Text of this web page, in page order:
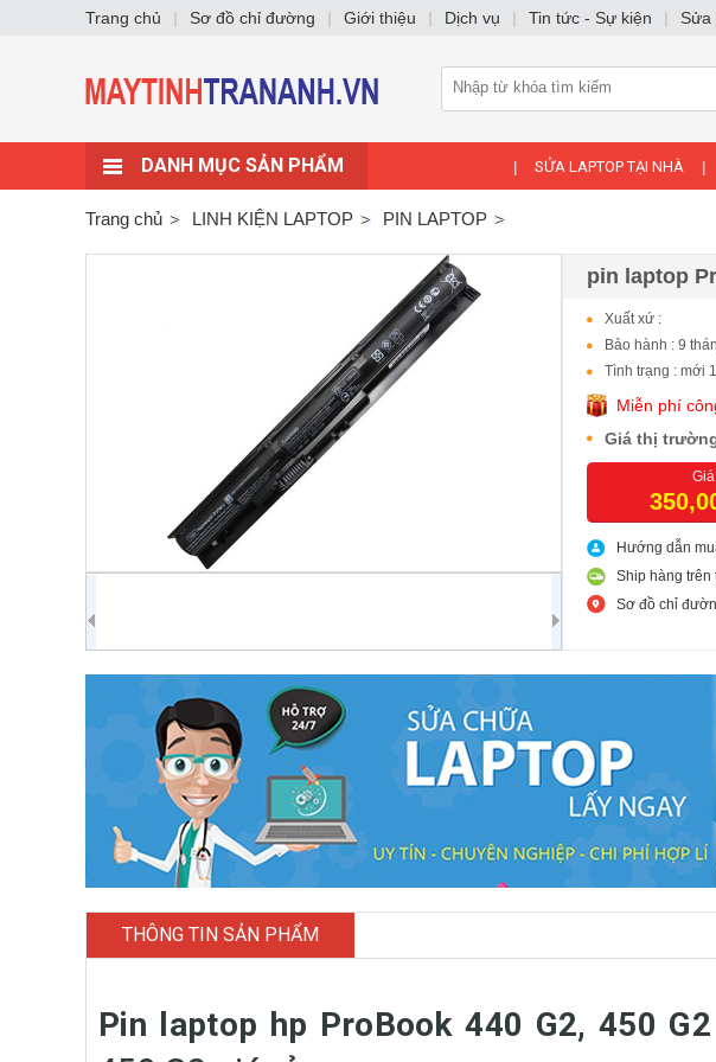
DANH MỤC SẢN PHẨM SỬA LAPTOP TẠI NHÀ
Trang chủ LINH KIỆN LAPTOP PIN LAPTOP
pin laptop
Xuất xứ :
Bảo hành : 9
Tình trạng : mới
Miễn phí
Giá thị
Hướng dẫn
Ship hàng trên
Sơ đồ chỉ
THÔNG TIN SẢN PHẨM
Pin laptop hp ProBook 440 G2, 450 G2
Trang chủ | Sơ đồ chỉ đường | Giới thiệu | Dịch vụ | Tin tức - Sự kiện | Sửa